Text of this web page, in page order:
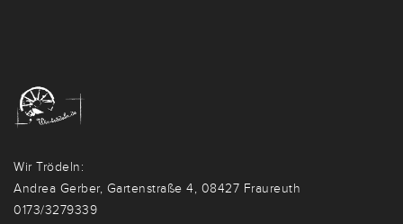
Wir Trödeln:
Andrea Gerber, Gartenstraße 4, 08427 Fraureuth
0173/3279339